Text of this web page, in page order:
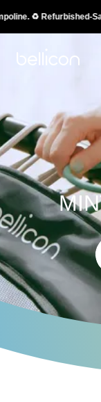
Refurbished-Sale